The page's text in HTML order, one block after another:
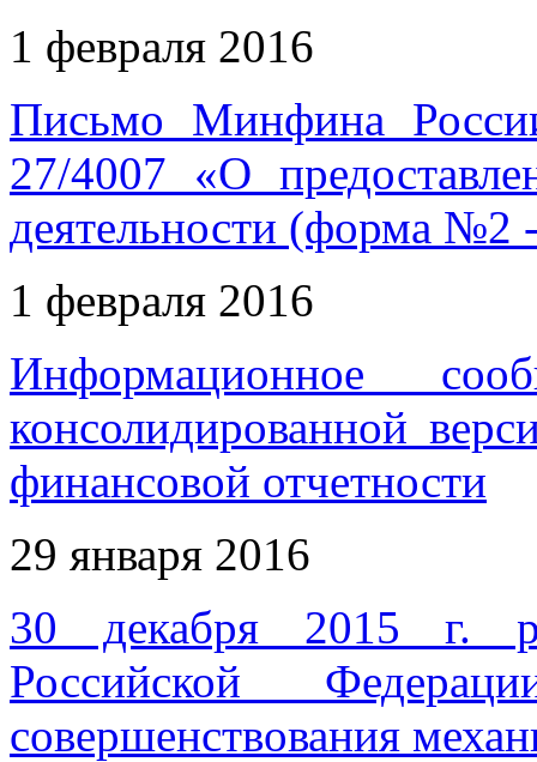
1 февраля 2016
Письмо Минфина
27/4007 «О
деятельности (форма №2
1 февраля 2016
Информационное
консолидированной
финансовой отчетности
29 января 2016
30 декабря 2015 г.
Российской
совершенствования